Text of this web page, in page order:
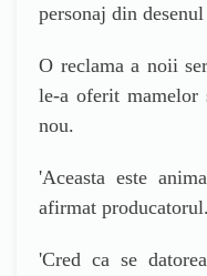
personaj din
O reclama a noii
le-a oferit mamelor
nou.
'Aceasta este
afirmat producatorul.
'Cred ca se